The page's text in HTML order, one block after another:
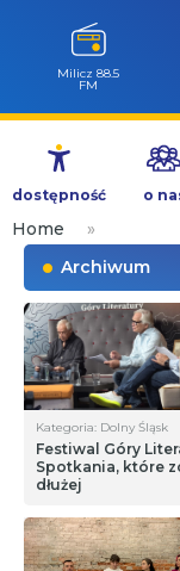
Przejdź
treści
Milicz 88.5
FM
dostępność o
Home
»
Archiwum
Kategoria: Dolny Śląsk
Festiwal Góry
Spotkania, które
dłużej